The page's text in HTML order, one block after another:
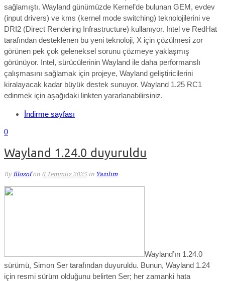
sağlamıştı. Wayland günümüzde Kernel’de bulunan GEM, evdev
(input drivers) ve kms (kernel mode switching) teknolojilerini ve
DRI2 (Direct Rendering Infrastructure) kullanıyor. Intel ve RedHat
tarafından desteklenen bu yeni teknoloji, X için çözülmesi zor
görünen pek çok geleneksel sorunu çözmeye yaklaşmış
görünüyor. Intel, sürücülerinin Wayland ile daha performanslı
çalışmasını sağlamak için projeye, Wayland geliştiricilerini
kiralayacak kadar büyük destek sunuyor. Wayland 1.25 RC1
edinmek için aşağıdaki linkten yararlanabilirsiniz.
İndirme sayfası
0
Wayland 1.24.0 duyuruldu
By filozof on 6 Temmuz 2025 in Yazılım
Wayland’ın 1.24.0
sürümü, Simon Ser tarafından duyuruldu. Bunun, Wayland 1.24
için resmi sürüm olduğunu belirten Ser; her zamanki hata